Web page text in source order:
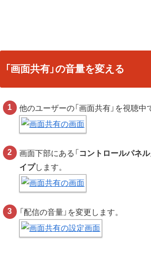
「画面共有」の音量を変える
他のユーザーの「画面共有」を視聴中
画面下部にある「 コントロールパネル
イプします。
「配信の音量」を変更します。